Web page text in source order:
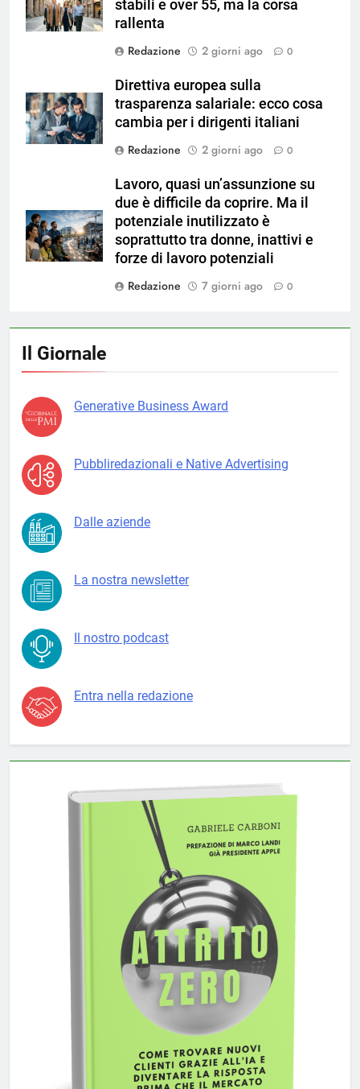
stabili e over 55, ma la corsa
rallenta
Redazione
2 giorni ago 0
Direttiva europea sulla
trasparenza salariale: ecco cosa
cambia per i dirigenti italiani
Redazione
2 giorni ago 0
Lavoro, quasi un’assunzione su
due è difficile da coprire. Ma il
potenziale inutilizzato è
soprattutto tra donne, inattivi e
forze di lavoro potenziali
Redazione
7 giorni ago 0
Il Giornale
Generative Business Award
Pubbliredazionali e Native Advertising
Dalle aziende
La nostra newsletter
Il nostro podcast
Entra nella redazione